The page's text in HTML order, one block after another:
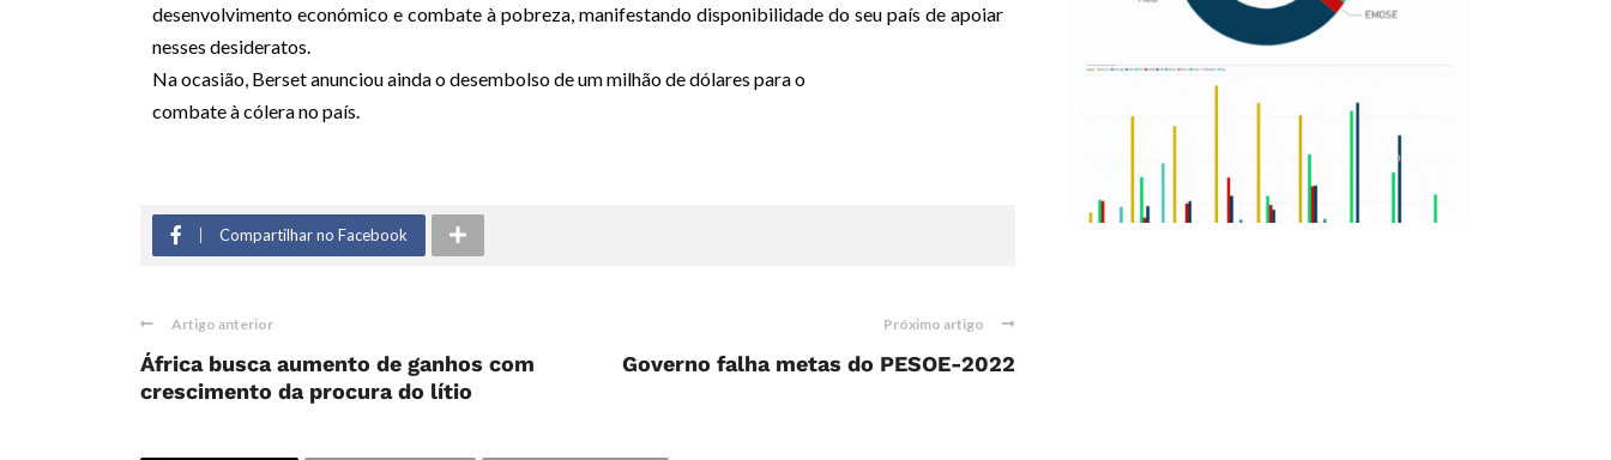
desenvolvimento económico e combate à pobreza, manifestando disponibilidade do seu país de apoiar
nesses desideratos.
Na ocasião, Berset anunciou ainda o desembolso de um milhão de dólares para o
combate à cólera no país.
Compartilhar no Facebook
Artigo anterior
África busca aumento de ganhos com
crescimento da procura do lítio
Próximo artigo
Governo falha metas do PESOE-2022